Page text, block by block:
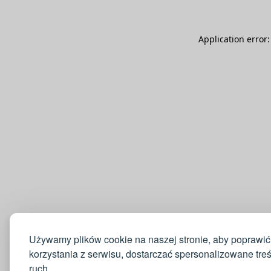
Używamy plików cookie na naszej stronie, aby
korzystania z serwisu, dostarczać spersonalizowane
Application